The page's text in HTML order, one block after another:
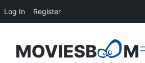
Log In Register